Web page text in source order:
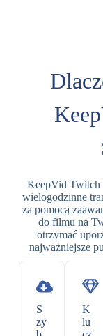
KeepVid Twitch
wielogodzinne
za pomocą
do filmu na
otrzymać
najważniejsze
S
zy
K
lu